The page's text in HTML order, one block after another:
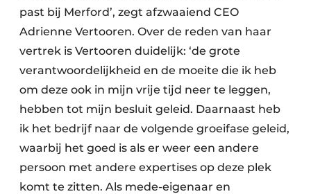
past bij Merford’, zegt afzwaaiend CEO
Adrienne Vertooren. Over de reden van haar
vertrek is Vertooren duidelijk: ‘de grote
verantwoordelijkheid en de moeite die ik heb
om deze ook in mijn vrije tijd neer te leggen,
hebben tot mijn besluit geleid. Daarnaast heb
ik het bedrijf naar de volgende groeifase geleid,
waarbij het goed is als er weer een andere
persoon met andere expertises op deze plek
komt te zitten. Als mede-eigenaar en